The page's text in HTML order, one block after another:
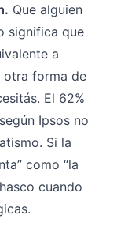
Que alguien
significa que
a
otra forma de
El 62%
Ipsos no
Si la
como “la
cuando